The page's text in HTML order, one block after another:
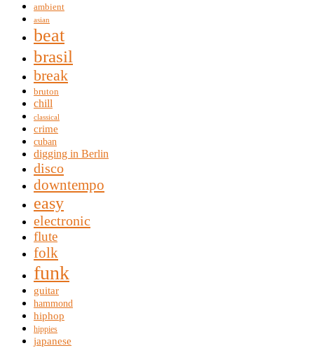
ambient
asian
beat
brasil
break
bruton
chill
classical
crime
cuban
digging in Berlin
disco
downtempo
easy
electronic
flute
folk
funk
guitar
hammond
hiphop
hippies
japanese